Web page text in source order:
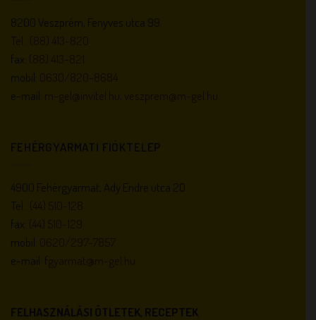
8200 Veszprém, Fenyves utca 99.
Tel.:
fax:
mobil:
e-mail:
FEHÉRGYARMATI FIÓKTELEP
4900 Fehérgyarmat, Ady Endre utca 20.
Tel.:
fax:
mobil:
e-mail:
FELHASZNÁLÁSI ÖTLETEK, RECEPTEK